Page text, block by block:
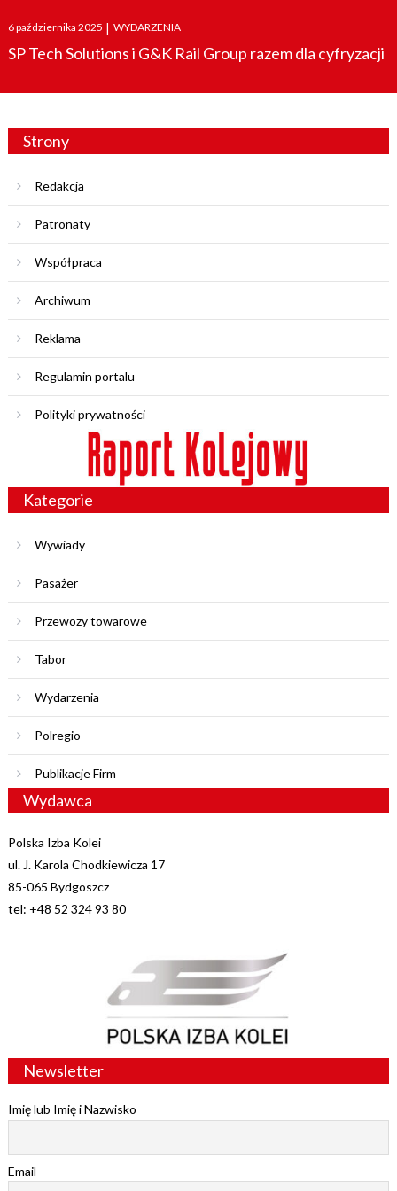
Posted
on
6 października 2025 | WYDARZENIA
SP Tech Solutions i G&K Rail Group razem dla cyfryzacji
Strony
Redakcja
Patronaty
Współpraca
Archiwum
Reklama
Regulamin portalu
Polityki prywatności
Kategorie
Wywiady
Pasażer
Przewozy towarowe
Tabor
Wydarzenia
Polregio
Publikacje Firm
Wydawca
Polska Izba Kolei
ul. J. Karola Chodkiewicza 17
85-065 Bydgoszcz
tel: +48 52 324 93 80
Newsletter
Imię lub Imię i Nazwisko
Email